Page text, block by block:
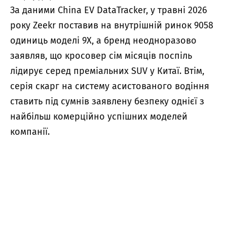
За даними China EV DataTracker, у травні 2026
року Zeekr поставив на внутрішній ринок 9058
одиниць моделі 9X, а бренд неодноразово
заявляв, що кросовер сім місяців поспіль
лідирує серед преміальних SUV у Китаї. Втім,
серія скарг на систему асистованого водіння
ставить під сумнів заявлену безпеку однієї з
найбільш комерційно успішних моделей
компанії.